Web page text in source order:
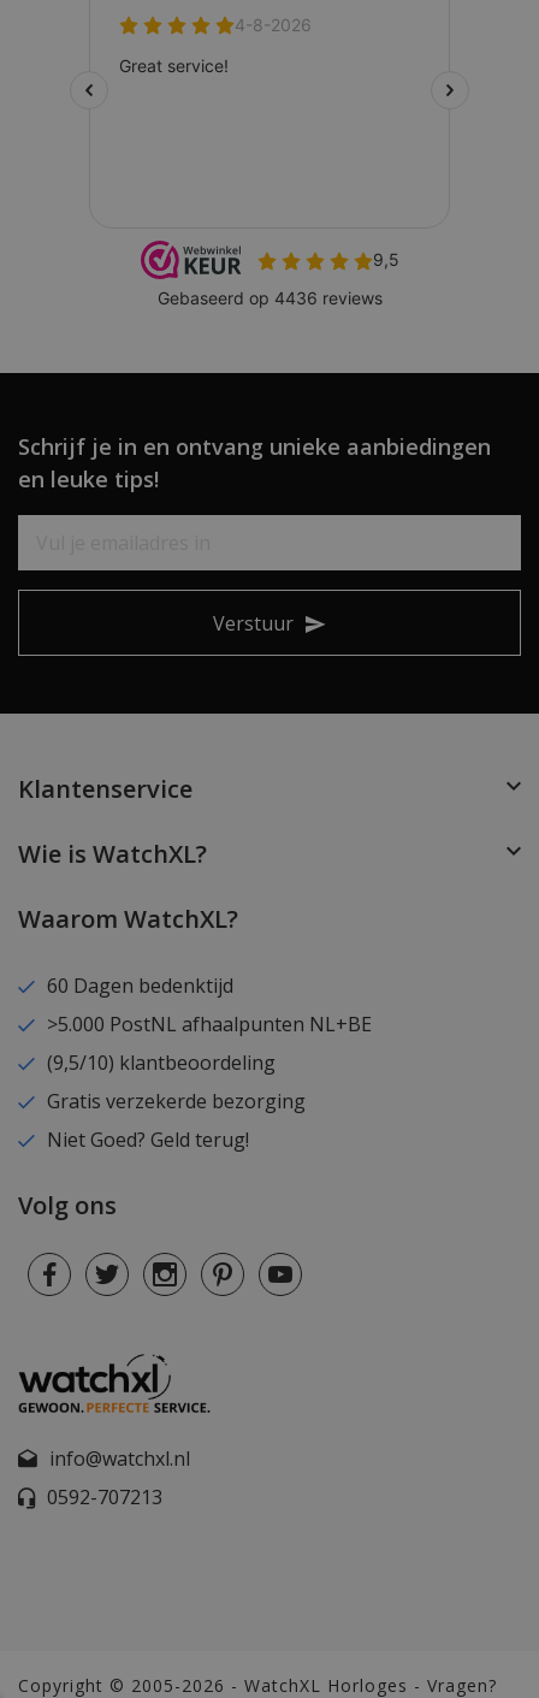
Schrijf je in en ontvang unieke aanbiedingen
en leuke tips!
Verstuur
Klantenservice
Wie is WatchXL?
Waarom WatchXL?
60 Dagen bedenktijd
>5.000 PostNL afhaalpunten NL+BE
(9,5/10) klantbeoordeling
Gratis verzekerde bezorging
Niet Goed? Geld terug!
Volg ons
info@watchxl.nl
0592-707213
Copyright © 2005-2026 - WatchXL Horloges - Vragen?